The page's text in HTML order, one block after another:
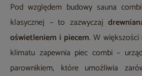
Pod względem budowy sauna
klasycznej – to zazwyczaj
oświetleniem i piecem. W
klimatu zapewnia piec combi –
parownikiem, które umożliwia